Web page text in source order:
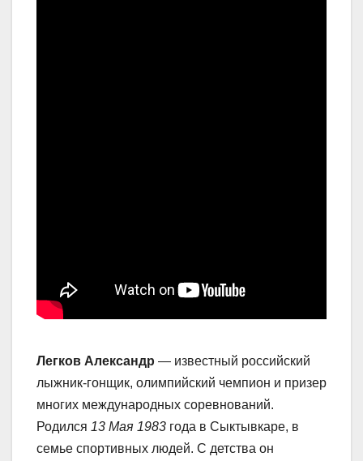
Легков Александр — известный российский
лыжник-гонщик, олимпийский чемпион и призер
многих международных соревнований.
Родился 13 Мая 1983 года в Сыктывкаре, в
семье спортивных людей. С детства он